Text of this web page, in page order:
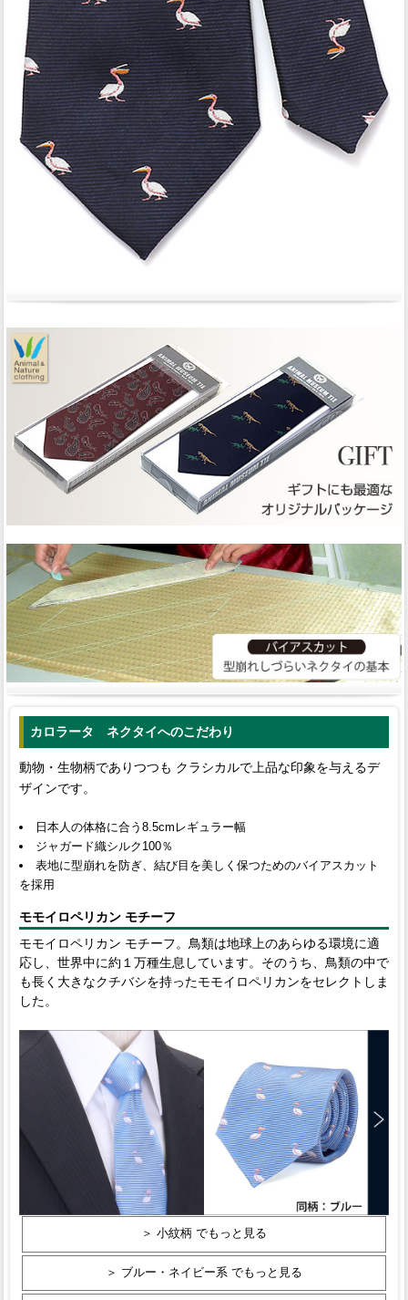
カロラータ ネクタイへのこだわり
動物・生物柄でありつつも クラシカルで上品な印象を与えるデ
ザインです。
日本人の体格に合う8.5cmレギュラー幅
ジャガード織シルク100％
表地に型崩れを防ぎ、結び目を美しく保つためのバイアスカット
を採用
モモイロペリカン モチーフ
モモイロペリカン モチーフ。鳥類は地球上のあらゆる環境に適
応し、世界中に約１万種生息しています。そのうち、鳥類の中で
も長く大きなクチバシを持ったモモイロペリカンをセレクトしま
した。
＞ 小紋柄 でもっと見る
＞ ブルー・ネイビー系 でもっと見る